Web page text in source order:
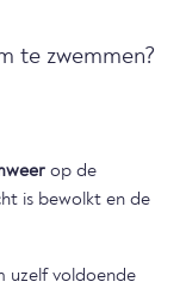
te zwemmen?
op de
is bewolkt en de
uzelf voldoende